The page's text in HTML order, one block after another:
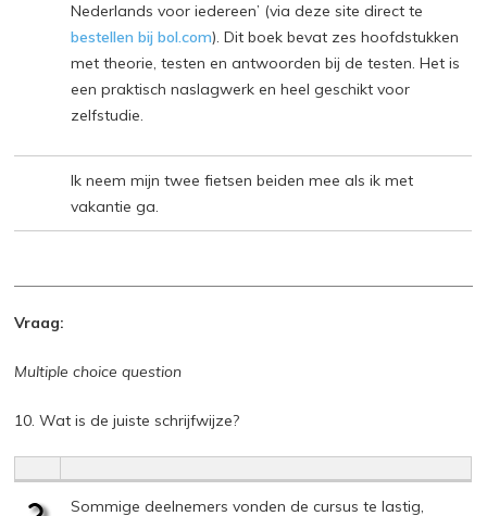
Nederlands voor iedereen’ (via deze site direct te
bestellen bij bol.com). Dit boek bevat zes hoofdstukken
met theorie, testen en antwoorden bij de testen. Het is
een praktisch naslagwerk en heel geschikt voor
zelfstudie.
Ik neem mijn twee fietsen beiden mee als ik met
vakantie ga.
Vraag:
Multiple choice question
10. Wat is de juiste schrijfwijze?
Sommige deelnemers vonden de cursus te lastig,